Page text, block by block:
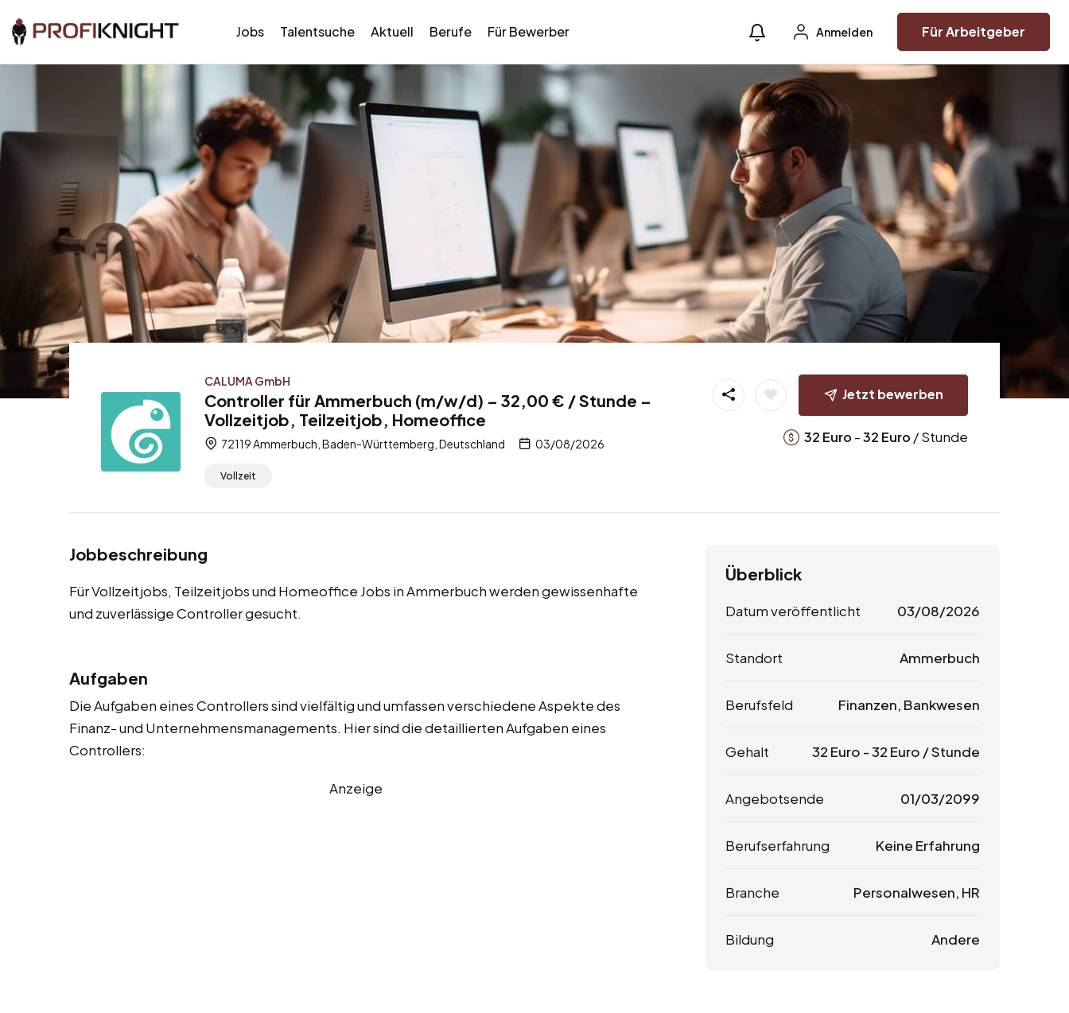
Jobs Talentsuche Aktuell Berufe Für Bewerber Anmelden Für Arbeitgeber
CALUMA GmbH
Controller für Ammerbuch (m/w/d) – 32,00 € / Stunde –
Vollzeitjob, Teilzeitjob, Homeoffice
72119 Ammerbuch, Baden-Württemberg, Deutschland 03/08/2026
Vollzeit
Jetzt bewerben
32 Euro -32 Euro / Stunde
Jobbeschreibung
Für Vollzeitjobs, Teilzeitjobs und Homeoffice Jobs in Ammerbuch werden gewissenhafte
und zuverlässige Controller gesucht.
Aufgaben
Die Aufgaben eines Controllers sind vielfältig und umfassen verschiedene Aspekte des
Finanz- und Unternehmensmanagements. Hier sind die detaillierten Aufgaben eines
Controllers:
Anzeige
Überblick
Datum veröffentlicht 03/08/2026
Standort Ammerbuch
Berufsfeld Finanzen, Bankwesen
Gehalt 32 Euro -32 Euro / Stunde
Angebotsende 01/03/2099
Berufserfahrung Keine Erfahrung
Branche Personalwesen, HR
Bildung Andere